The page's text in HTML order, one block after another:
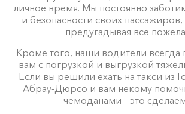
личное время. Мы постоянно
и безопасности своих
предугадывая все
Кроме того, наши водители всегда
вам с погрузкой и выгрузкой
Если вы решили ехать на такси из
Абрау-Дюрсо и вам некому
чемоданами – это